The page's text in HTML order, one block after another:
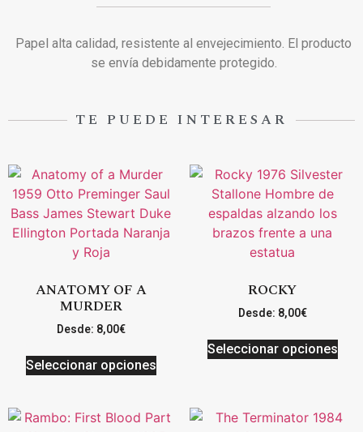
Papel alta calidad, resistente al envejecimiento. El producto
se envía debidamente protegido.
TE PUEDE INTERESAR
ANATOMY OF A
MURDER
Desde: 8,00€
Seleccionar opciones
ROCKY
Desde: 8,00€
Seleccionar opciones